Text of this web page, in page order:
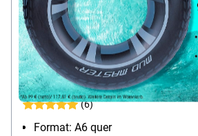
Brunnen Karteikarten A6 quer,
(6)
Format: A6 quer